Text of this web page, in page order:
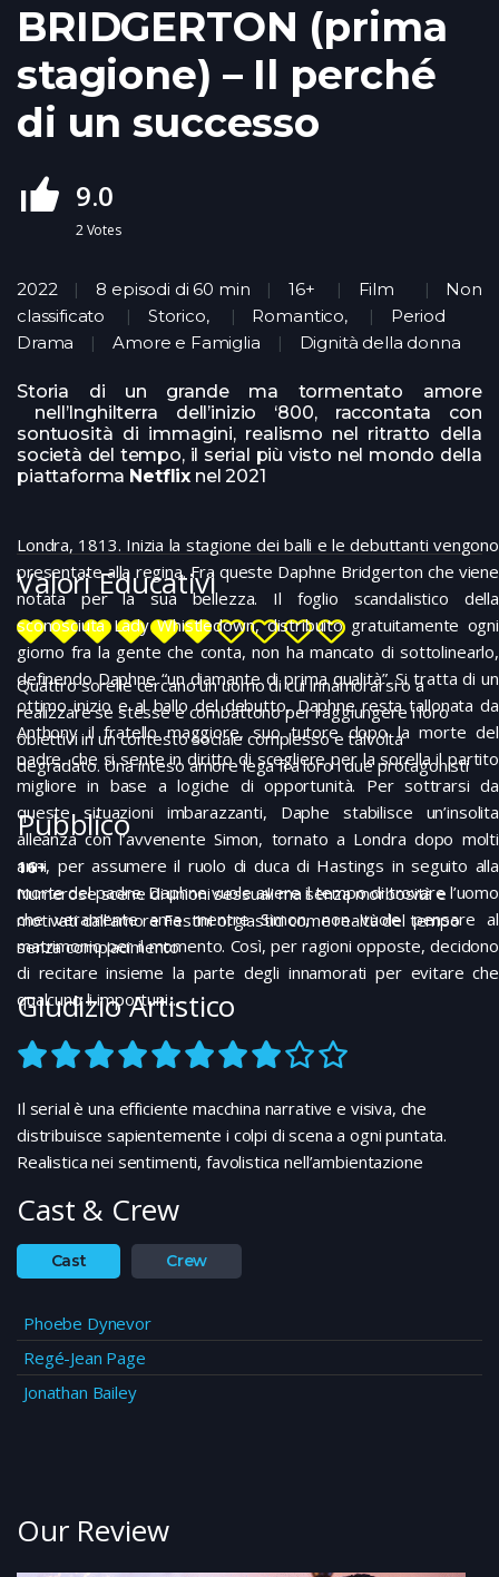
BRIDGERTON (prima
stagione) – Il perché
di un successo
9.0
2Votes
2022 8 episodi di 60 min 16+ Film
Non
classificato
Storico, Romantico,
Period
Drama
Amore e Famiglia Dignità della donna
Storia di un grande ma tormentato amore
nell’Inghilterra dell’inizio ‘800, raccontata con
sontuosità di immagini, realismo nel ritratto della
società del tempo, il serial più visto nel mondo della
piattaforma Netflix nel 2021
Londra, 1813. Inizia la stagione dei balli e le debuttanti vengono
presentate alla regina. Fra queste Daphne Bridgerton che viene
notata per la sua bellezza. Il foglio scandalistico della
sconosciuta Lady Whistledown, distribuito gratuitamente ogni
giorno fra la gente che conta, non ha mancato di sottolinearlo,
definendo Daphne “un diamante di prima qualità”. Si tratta di un
ottimo inizio e al ballo del debutto, Daphne resta tallonata da
Anthony il fratello maggiore, suo tutore dopo la morte del
padre, che si sente in diritto di scegliere per la sorella il partito
migliore in base a logiche di opportunità. Per sottrarsi da
queste situazioni imbarazzanti, Daphe stabilisce un’insolita
alleanza con l’avvenente Simon, tornato a Londra dopo molti
anni, per assumere il ruolo di duca di Hastings in seguito alla
morte del padre. Daphne vuole avere il tempo di trovare l’uomo
che veramente ama mentre Simon, non vuole pensare al
matrimonio per il momento. Così, per ragioni opposte, decidono
di recitare insieme la parte degli innamorati per evitare che
qualcuno li importuni…
Valori Educativi
Quattro sorelle cercano un uomo di cui innamorarsi o a
realizzare se stesse e combattono per raggiungere i loro
obiettivi in un contesto sociale complesso e talvolta
degradato. Una inteso amore lega fra loro i due protagonisti
Pubblico
16+
Numerose scene di unioni sessuali ma senza morbosità e
motivati dall’amore Festini orgiastici come realtà del tempo
senza compiacimento
Giudizio Artistico
Il serial è una efficiente macchina narrative e visiva, che
distribuisce sapientemente i colpi di scena a ogni puntata.
Realistica nei sentimenti, favolistica nell’ambientazione
Cast & Crew
Cast Crew
Phoebe Dynevor
Regé-Jean Page
Jonathan Bailey
Our Review